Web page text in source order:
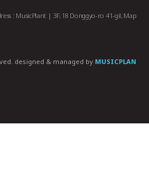
: MusicPlant | 3F, 18 Donggyo-ro 41-gil, Map
designed & managed by MUSICPLAN